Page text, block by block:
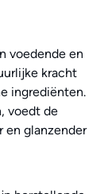
voedende en
kracht
ingrediënten.
voedt de
en glanzender